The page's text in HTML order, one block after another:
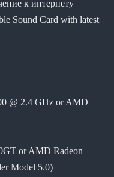
к интернету
Sound Card with latest
@ 2.4 GHz or AMD
or AMD Radeon
Model 5.0)